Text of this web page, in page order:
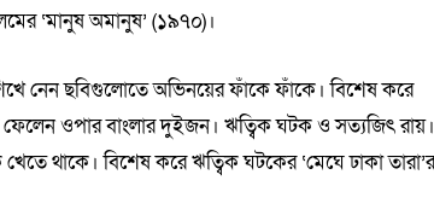
‘মানুষ অমানুষ’ (১৯৭০)।
নেন ছবিগুলোতে অভিনয়ের ফাঁকে ফাঁকে। বিশেষ করে
ফেলেন ওপার বাংলার দুইজন। ঋত্বিক ঘটক ও সত্যজিৎ
থাকে। বিশেষ করে ঋত্বিক ঘটকের ‘মেঘে ঢাকা